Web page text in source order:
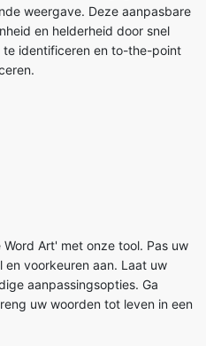
weergave. Deze aanpasbare
en helderheid door snel
identificeren en to-the-point
Art' met onze tool. Pas uw
voorkeuren aan. Laat uw
aanpassingsopties. Ga
uw woorden tot leven in een